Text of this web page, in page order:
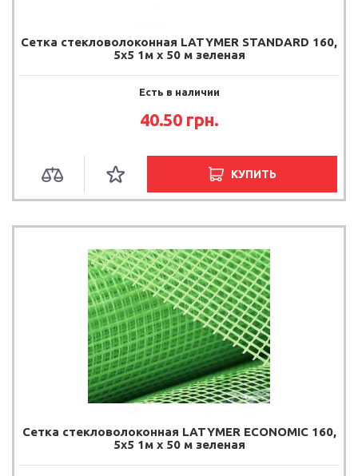
Сетка стекловолоконная LATYMER STANDARD 160,
5х5 1м х 50 м зеленая
Есть в наличии
40.50 грн.
КУПИТЬ
Сетка стекловолоконная LATYMER ECONOMIC 160,
5х5 1м х 50 м зеленая